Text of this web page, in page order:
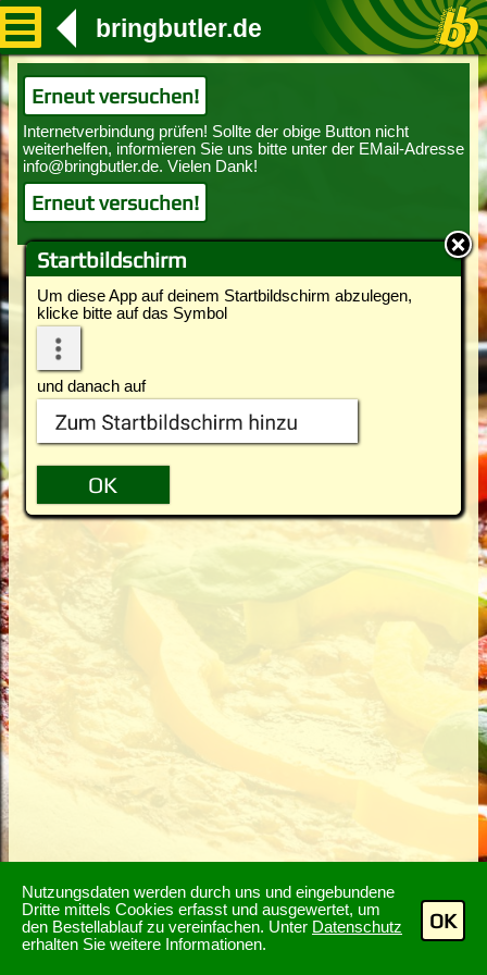
Nutzungsdaten werden durch uns und eingebundene
Dritte mittels Cookies erfasst und ausgewertet, um
den Bestellablauf zu vereinfachen. Unter Datenschutz
erhalten Sie weitere Informationen.
OK
Startbildschirm
Um diese App auf deinem Startbildschirm abzulegen,
klicke bitte auf das Symbol
und danach auf
bringbutler.de
Erneut versuchen!
Erneut versuchen!